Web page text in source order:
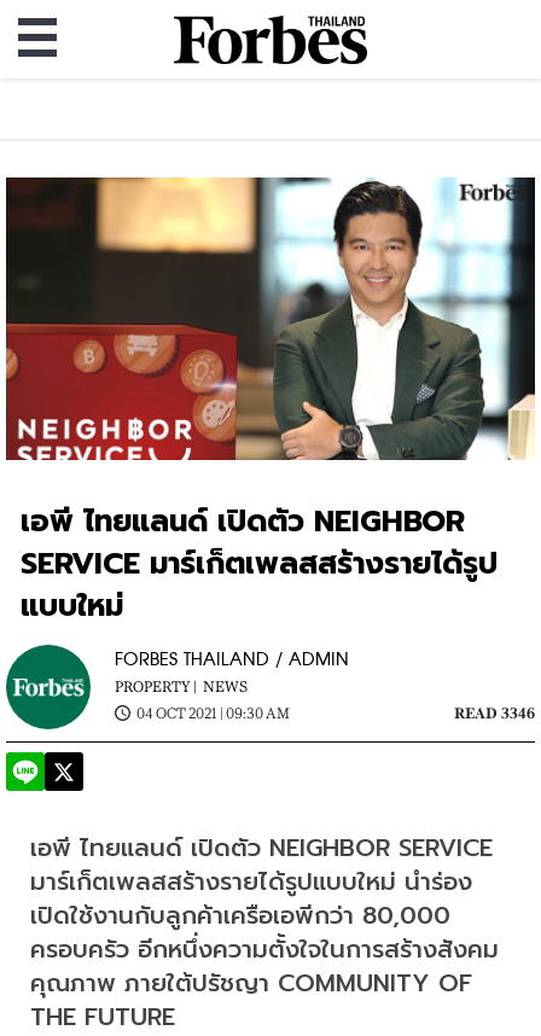
เอพี ไทยแลนด์ เปิดตัว NEIGHBOR
SERVICE มาร์เก็ตเพลสสร้างรายได้รูป
แบบใหม่
FORBES THAILAND / ADMIN
PROPERTY | NEWS
04 OCT 2021 | 09:30 AM
READ 3346
เอพี ไทยแลนด์ เปิดตัว NEIGHBOR SERVICE
มาร์เก็ตเพลสสร้างรายได้รูปแบบใหม่ นำร่อง
เปิดใช้งานกับลูกค้าเครือเอพีกว่า 80,000
ครอบครัว อีกหนึ่งความตั้งใจในการสร้างสังคม
คุณภาพ ภายใต้ปรัชญา COMMUNITY OF
THE FUTURE